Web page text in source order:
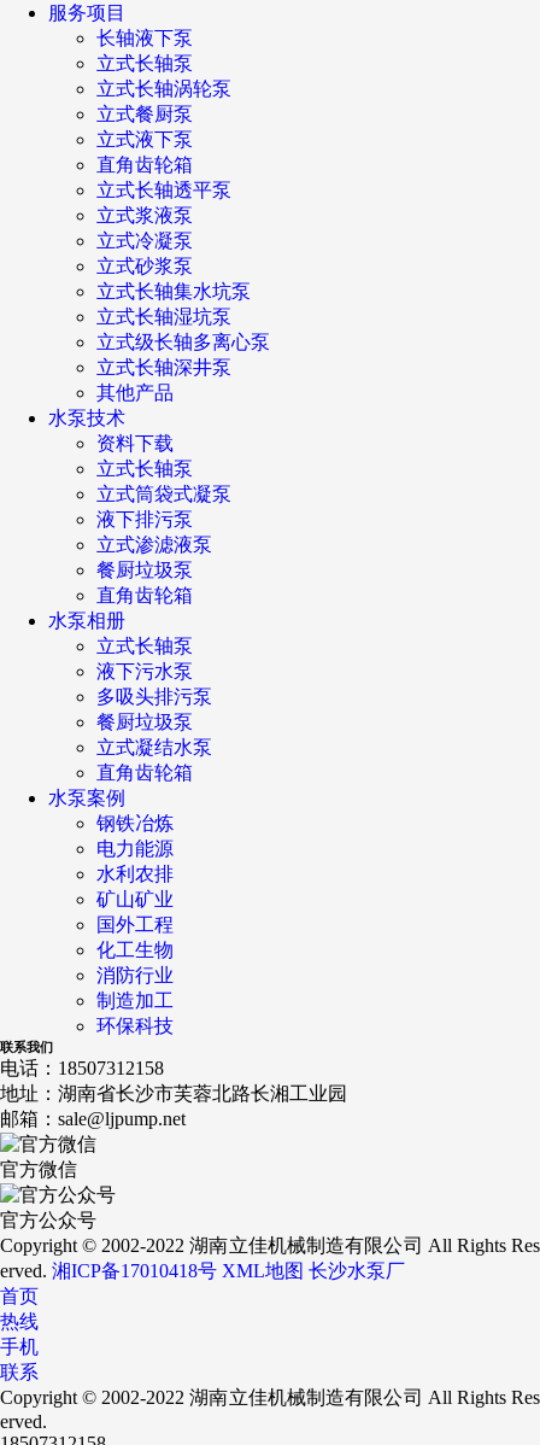
服务项目
长轴液下泵
立式长轴泵
立式长轴涡轮泵
立式餐厨泵
立式液下泵
直角齿轮箱
立式长轴透平泵
立式浆液泵
立式冷凝泵
立式砂浆泵
立式长轴集水坑泵
立式长轴湿坑泵
立式级长轴多离心泵
立式长轴深井泵
其他产品
水泵技术
资料下载
立式长轴泵
立式筒袋式凝泵
液下排污泵
立式渗滤液泵
餐厨垃圾泵
直角齿轮箱
水泵相册
立式长轴泵
液下污水泵
多吸头排污泵
餐厨垃圾泵
立式凝结水泵
直角齿轮箱
水泵案例
钢铁冶炼
电力能源
水利农排
矿山矿业
国外工程
化工生物
消防行业
制造加工
环保科技
联系我们
电话： 18507312158
地址： 湖南省长沙市芙蓉北路长湘工业园
邮箱： sale@ljpump.net
官方微信
官方公众号
Copyright © 2002-2022 湖南立佳机械制造有限公司 All Rights Res
erved. 湘ICP备17010418号 XML地图 长沙水泵厂
首页
热线
手机
联系
Copyright © 2002-2022 湖南立佳机械制造有限公司 All Rights Res
erved.